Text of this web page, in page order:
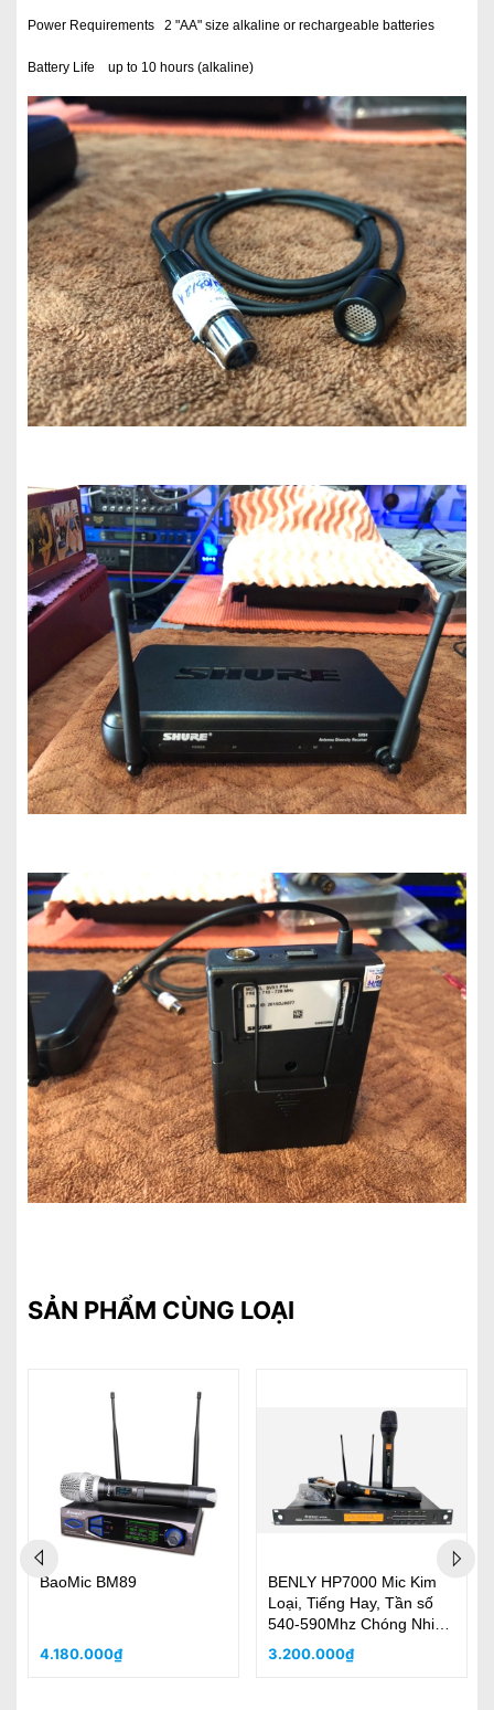
Power Requirements 2 "AA" size alkaline or rechargeable batteries
Battery Life up to 10 hours (alkaline)
SẢN PHẨM CÙNG LOẠI
BaoMic BM89
4.180.000₫
BENLY HP7000 Mic Kim
Loại, Tiếng Hay, Tần số
540-590Mhz Chóng Nhiễu
Cao, Sóng Mạnh
3.200.000₫